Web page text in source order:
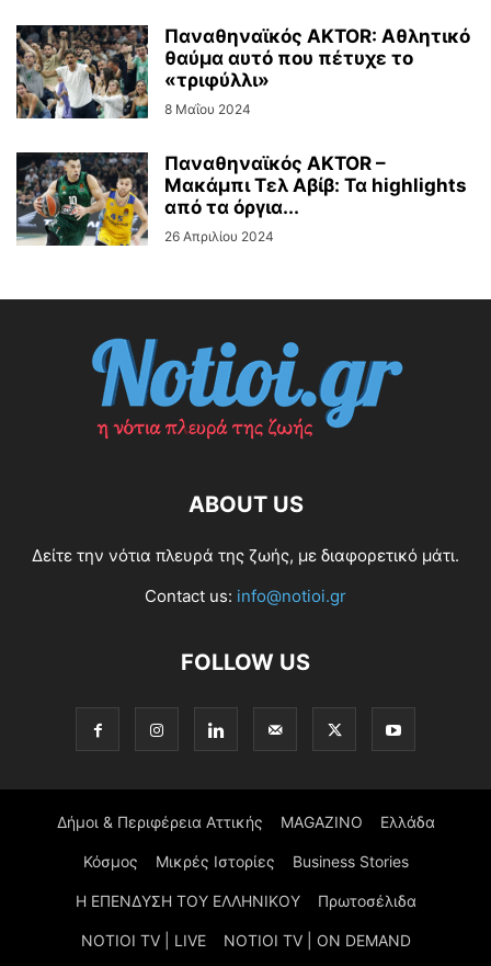
Παναθηναϊκός AKTOR: Αθλητικό
θαύμα αυτό που πέτυχε το
«τριφύλλι»
8 Μαΐου 2024
Παναθηναϊκός AKTOR –
Μακάμπι Τελ Αβίβ: Τα highlights
από τα όργια...
26 Απριλίου 2024
ABOUT US
Δείτε την νότια πλευρά της ζωής, με διαφορετικό μάτι.
Contact us: info@notioi.gr
FOLLOW US
Δήμοι & Περιφέρεια Αττικής MAGAZINO Ελλάδα
Κόσμος Μικρές Ιστορίες Business Stories
Η ΕΠΕΝΔΥΣΗ ΤΟΥ ΕΛΛΗΝΙΚΟΥ Πρωτοσέλιδα
NOTIOI TV | LIVE NOTIOI TV | ON DEMAND